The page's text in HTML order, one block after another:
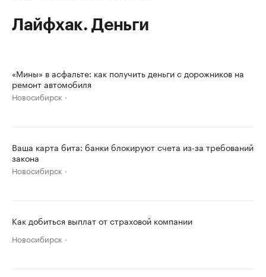
Лайфхак. Деньги
«Мины» в асфальте: как получить деньги с дорожников на
ремонт автомобиля
Новосибирск
Ваша карта бита: банки блокируют счета из-за требований
закона
Новосибирск
Как добиться выплат от страховой компании
Новосибирск